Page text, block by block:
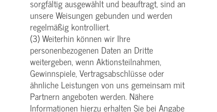
sorgfältig ausgewählt und beauftragt, sind an
unsere Weisungen gebunden und werden
regelmäßig kontrolliert.
(3) Weiterhin können wir Ihre
personenbezogenen Daten an Dritte
weitergeben, wenn Aktionsteilnahmen,
Gewinnspiele, Vertragsabschlüsse oder
ähnliche Leistungen von uns gemeinsam mit
Partnern angeboten werden. Nähere
Informationen hierzu erhalten Sie bei Angabe